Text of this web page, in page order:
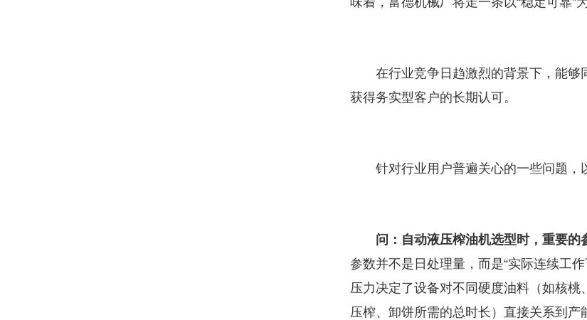
在行业竞争日趋激烈的背景下，能
获得务实型客户的长期认可。
针对行业用户普遍关心的一些问题，
问：自动液压榨油机选型时，重要的
参数并不是日处理量，而是“实际连续工
压力决定了设备对不同硬度油料（如核桃
压榨、卸饼所需的总时长）直接关系到产